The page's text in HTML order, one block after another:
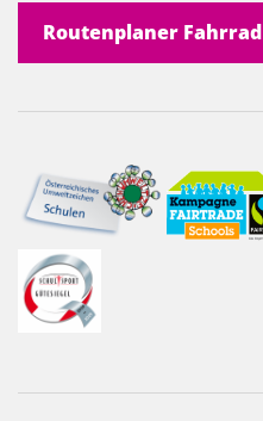
Routenplaner Fahrrad